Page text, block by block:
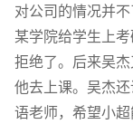
对公司的情况并
某学院给学生上
拒绝了。后来吴
他去上课。吴杰
语老师，希望小